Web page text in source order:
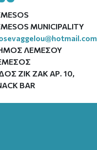
MUNICIPALITY
ΛΕΜΕΣΟΥ
ΖΙΚ ΖΑΚ ΑΡ. 10,
BAR